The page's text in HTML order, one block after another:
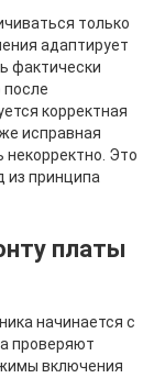
только
адаптирует
фактически
после
корректная
исправная
некорректно. Это
из принципа
платы
начинается с
проверяют
включения